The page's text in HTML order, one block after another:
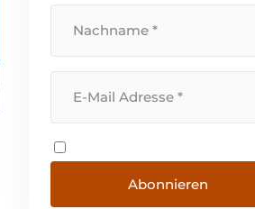
Abonnieren